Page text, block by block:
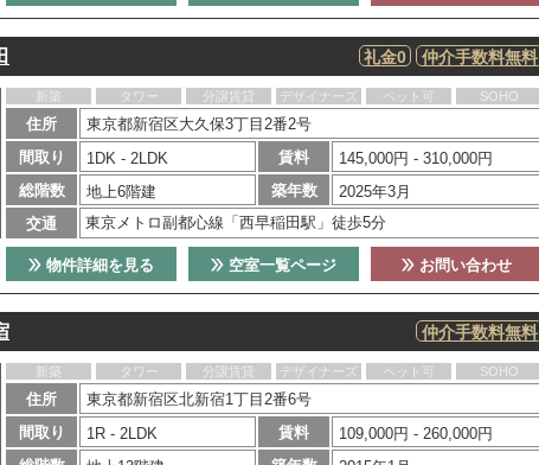
仲介手数料無料
礼金0
新築 タワー 分譲賃貸 デザイナーズ ペット可 SOHO
住所
東京都新宿区大久保3丁目2番2号
間取り
1DK - 2LDK 賃料
145,000円 - 310,000円
総階数
地上6階建 築年数
2025年3月
交通
東京メトロ副都心線「西早稲田駅」徒歩5分
お問い合わせ
空室一覧ページ
物件詳細を見る
仲介手数料無料
新築 タワー 分譲賃貸 デザイナーズ ペット可 SOHO
住所
東京都新宿区北新宿1丁目2番6号
間取り
1R - 2LDK 賃料
109,000円 - 260,000円